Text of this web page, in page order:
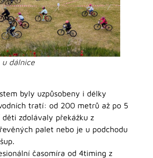
u dálnice
byly uzpůsobeny i délky
tratí: od 200 metrů až po 5
zdolávaly překážku z
palet nebo je u podchodu
časomíra od 4timing z